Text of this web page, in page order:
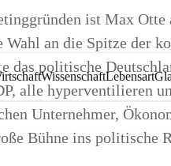
WissenschaftLebensart
ist Max
Wahl an die Spitze der
das politische
alle hyperventilieren
Unternehmer,
Bühne ins politische